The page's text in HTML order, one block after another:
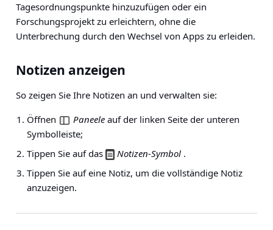
Tagesordnungspunkte hinzuzufügen oder ein
Forschungsprojekt zu erleichtern, ohne die
Unterbrechung durch den Wechsel von Apps zu erleiden.
Notizen anzeigen
So zeigen Sie Ihre Notizen an und verwalten sie:
Öffnen
Paneele auf der linken Seite der unteren
Symbolleiste;
Tippen Sie auf das
Notizen-Symbol .
Tippen Sie auf eine Notiz, um die vollständige Notiz
anzuzeigen.